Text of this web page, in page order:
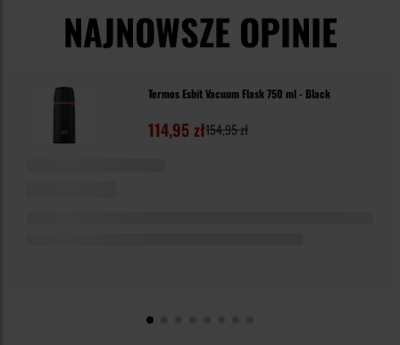
NAJNOWSZE OPINIE
Termos Esbit Vacuum Flask 750 ml - Black
114,95 zł154,95 zł